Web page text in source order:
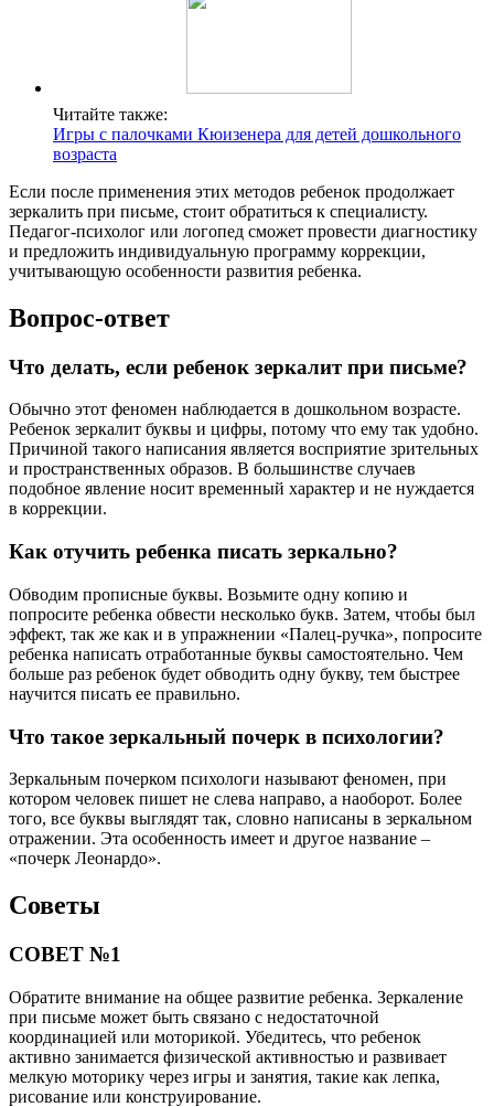
Читайте также:
Игры с палочками Кюизенера для детей дошкольного
возраста
Если после применения этих методов ребенок продолжает
зеркалить при письме, стоит обратиться к специалисту.
Педагог-психолог или логопед сможет провести диагностику
и предложить индивидуальную программу коррекции,
учитывающую особенности развития ребенка.
Вопрос-ответ
Что делать, если ребенок зеркалит при письме?
Обычно этот феномен наблюдается в дошкольном возрасте.
Ребенок зеркалит буквы и цифры, потому что ему так удобно.
Причиной такого написания является восприятие зрительных
и пространственных образов. В большинстве случаев
подобное явление носит временный характер и не нуждается
в коррекции.
Как отучить ребенка писать зеркально?
Обводим прописные буквы. Возьмите одну копию и
попросите ребенка обвести несколько букв. Затем, чтобы был
эффект, так же как и в упражнении «Палец-ручка», попросите
ребенка написать отработанные буквы самостоятельно. Чем
больше раз ребенок будет обводить одну букву, тем быстрее
научится писать ее правильно.
Что такое зеркальный почерк в психологии?
Зеркальным почерком психологи называют феномен, при
котором человек пишет не слева направо, а наоборот. Более
того, все буквы выглядят так, словно написаны в зеркальном
отражении. Эта особенность имеет и другое название –
«почерк Леонардо».
Советы
СОВЕТ №1
Обратите внимание на общее развитие ребенка. Зеркаление
при письме может быть связано с недостаточной
координацией или моторикой. Убедитесь, что ребенок
активно занимается физической активностью и развивает
мелкую моторику через игры и занятия, такие как лепка,
рисование или конструирование.